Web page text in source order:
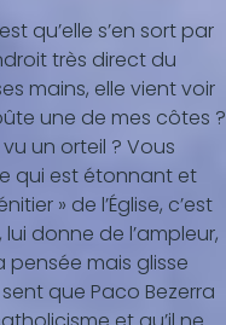
qu’elle s’en sort par
très direct du
mains, elle vient voir
une de mes côtes ?
un orteil ? Vous
qui est étonnant et
» de l’Église, c’est
donne de l’ampleur,
mais glisse
que Paco Bezerra